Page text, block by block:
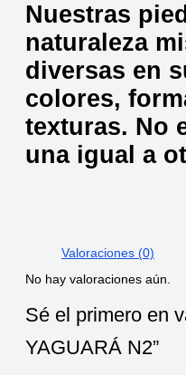
Nuestras
naturaleza
diversas en
colores,
texturas. No
una igual a
Valoraciones (0)
No hay valoraciones aún.
Sé el primero en
YAGUARÁ N2”